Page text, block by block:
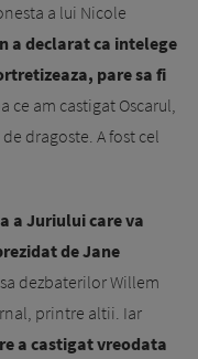
a lui Nicole
a declarat ca intelege
pare sa fi
ce am castigat Oscarul,
dragoste. A fost cel
a Juriului care va
de Jane
dezbaterilor Willem
printre altii. Iar
a castigat vreodata